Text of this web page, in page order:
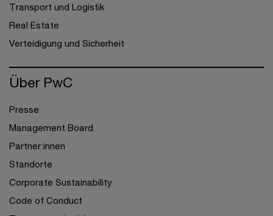
Transport und Logistik
Real Estate
Verteidigung und Sicherheit
Über PwC
Presse
Management Board
Partner:innen
Standorte
Corporate Sustainability
Code of Conduct